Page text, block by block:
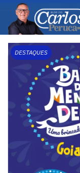
DESTAQUES